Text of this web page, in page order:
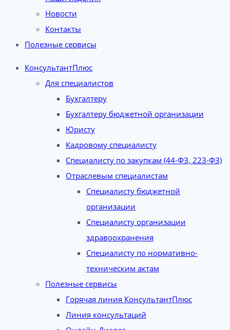
Новости
Контакты
Полезные сервисы
КонсультантПлюс
Для специалистов
Бухгалтеру
Бухгалтеру бюджетной организации
Юристу
Кадровому специалисту
Специалисту по закупкам (44-ФЗ, 223-ФЗ)
Отраслевым специалистам
Специалисту бюджетной
организации
Специалисту организации
здравоохранения
Специалисту по нормативно-
техническим актам
Полезные сервисы
Горячая линия КонсультантПлюс
Линия консультаций